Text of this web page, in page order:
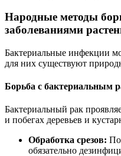
Народные методы
заболеваниями
Бактериальные инфекции
для них существуют
Борьба с бактериальным
Бактериальный рак
и побегах деревьев и
Обработка срезов:
обязательно